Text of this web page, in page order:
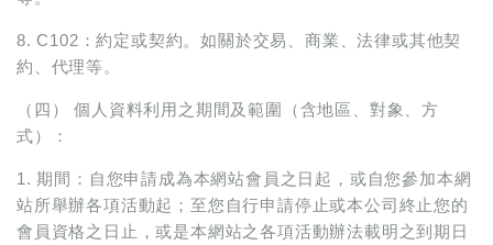
8. C102：約定或契約。如關於交易、商業、法律或其他契
約、代理等。
（四） 個人資料利用之期間及範圍（含地區、對象、方
式）：
1. 期間：自您申請成為本網站會員之日起，或自您參加本網
站所舉辦各項活動起；至您自行申請停止或本公司終止您的
會員資格之日止，或是本網站之各項活動辦法載明之到期日